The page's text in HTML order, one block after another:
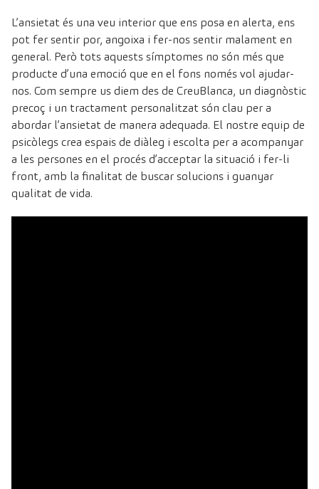
L’ansietat és una veu interior que ens posa en alerta, ens
pot fer sentir por, angoixa i fer-nos sentir malament en
general. Però tots aquests símptomes no són més que
producte d’una emoció que en el fons només vol ajudar-
nos. Com sempre us diem des de CreuBlanca, un diagnòstic
precoç i un tractament personalitzat són clau per a
abordar l’ansietat de manera adequada. El nostre equip de
psicòlegs crea espais de diàleg i escolta per a acompanyar
a les persones en el procés d’acceptar la situació i fer-li
front, amb la finalitat de buscar solucions i guanyar
qualitat de vida.